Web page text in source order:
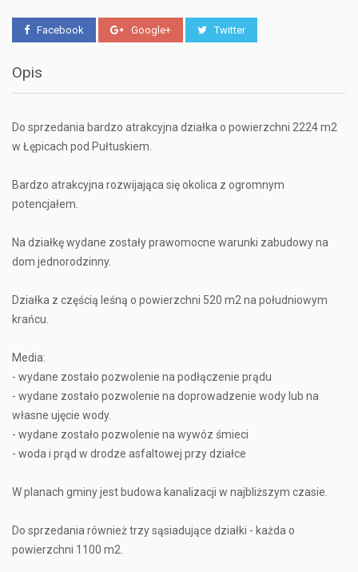
Facebook Google+ Twitter
Opis
Do sprzedania bardzo atrakcyjna działka o powierzchni 2224 m2
w Łępicach pod Pułtuskiem.
Bardzo atrakcyjna rozwijająca się okolica z ogromnym
potencjałem.
Na działkę wydane zostały prawomocne warunki zabudowy na
dom jednorodzinny.
Działka z częścią leśną o powierzchni 520 m2 na południowym
krańcu.
Media:
- wydane zostało pozwolenie na podłączenie prądu
- wydane zostało pozwolenie na doprowadzenie wody lub na
własne ujęcie wody.
- wydane zostało pozwolenie na wywóz śmieci
- woda i prąd w drodze asfaltowej przy działce
W planach gminy jest budowa kanalizacji w najbliższym czasie.
Do sprzedania również trzy sąsiadujące działki - każda o
powierzchni 1100 m2.